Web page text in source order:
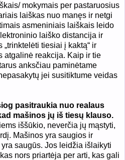
mokymais per pastaruosius
laiškas nuo manęs ir netgi
asmeniniais laiškais leido
laiško distancija ir
tiesiai į kaktą“ ir
atgalinė reakcija. Kaip ir tie
anksčiau paminėtame
jei susitiktume veidas
pasitraukia nuo realaus
mašinos jų iš tiesų klauso.
iššūkio, neverčia jų mąstyti,
Mašinos yra saugios ir
saugūs. Jos leidžia išlaikyti
nors priartėja per arti, kas gali